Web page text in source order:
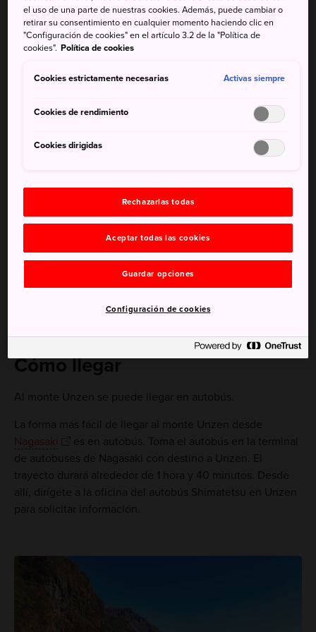
Kinugasa-dake, Takaiwa-dake, Nodake, Yadake y Kusenbe-
dake. Unzen fue el primer parque nacional de Japón, y ha
sido protegido con sumo cuidado desde la antigüedad.
silvestres y plantas de las tierras altas.
Cómo llegar
Al monte Unzen se puede llegar en autobús.
La forma más fácil de llegar al monte Unzen desde
Nagasaki
es en autobús. Toma el autobús en la terminal
de autobuses de Nagasaki con destino a Unzen. El
trayecto durará alrededor de 1 hora y 40 minutos. Desde
allí, dirígete a la oficina del autobús Shimatetsu en Unzen
para solicitar información.
el uso de una parte de nuestras cookies. Además, puede cambiar o
retirar su consentimiento en cualquier momento haciendo clic en
"Configuración de cookies" en el artículo 3.2 de la "Política de
cookies". Política de cookies
Cookies estrictamente necesarias Activas siempre
Cookies de rendimiento
Cookies dirigidas
Rechazarlas todas
Aceptar todas las cookies
Guardar opciones
Configuración de cookies